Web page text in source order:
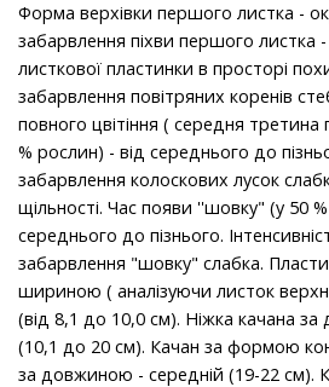
Форма верхівки першого листка -
забарвлення піхви першого листка
листкової пластинки в просторі
забарвлення повітряних коренів
повного цвітіння ( середня третина
% рослин) - від середнього до
забарвлення колоскових лусок
щільності. Час появи ''шовку" (у 50
середнього до пізнього.
забарвлення "шовку" слабка.
шириною ( аналізуючи листок
(від 8,1 до 10,0 см). Ніжка качана
(10,1 до 20 см). Качан за формою
за довжиною - середній (19-22 см).